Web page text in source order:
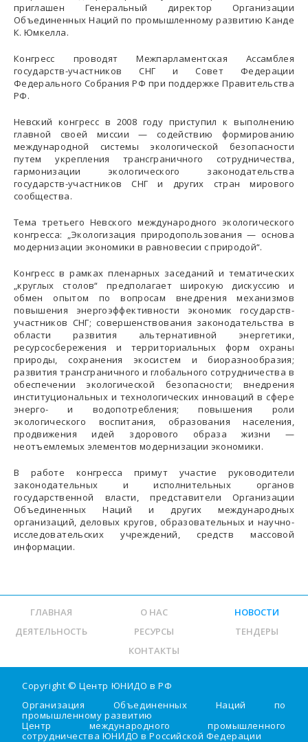
приглашен Генеральный директор Организации
Объединенных Наций по промышленному развитию Канде
К. Юмкелла.
Конгресс проводят Межпарламентская Ассамблея
государств-участников СНГ и Совет Федерации
Федерального Собрания РФ при поддержке Правительства
РФ.
Невский конгресс в 2008 году приступил к выполнению
главной своей миссии — содействию формированию
международной системы экологической безопасности
путем укрепления трансграничного сотрудничества,
гармонизации экологического законодательства
государств-участников СНГ и других стран мирового
сообщества.
Тема третьего Невского международного экологического
конгресса: „Экологизация природопользования — основа
модернизации экономики в равновесии с природой“.
Конгресс в рамках пленарных заседаний и тематических
„круглых столов“ предполагает широкую дискуссию и
обмен опытом по вопросам внедрения механизмов
повышения энергоэффективности экономик государств-
участников СНГ; совершенствования законодательства в
области развития альтернативной энергетики,
ресурсосбережения и территориальных форм охраны
природы, сохранения экосистем и биоразнообразия;
развития трансграничного и глобального сотрудничества в
обеспечении экологической безопасности; внедрения
институциональных и технологических инноваций в сфере
энерго- и водопотребления; повышения роли
экологического воспитания, образования населения,
продвижения идей здорового образа жизни —
неотъемлемых элементов модернизации экономики.
В работе конгресса примут участие руководители
законодательных и исполнительных органов
государственной власти, представители Организации
Объединенных Наций и других международных
организаций, деловых кругов, образовательных и научно-
исследовательских учреждений, средств массовой
информации.
ГЛАВНАЯ О НАС
НОВОСТИ
ДЕЯТЕЛЬНОСТЬ
РЕСУРСЫ
ТЕНДЕРЫ
КОНТАКТЫ
Copyright ©Центр ЮНИДО в РФ
Организация Объединенных Наций по
промышленному развитию
Центр международного промышленного
сотрудничества ЮНИДО в Российской Федерации